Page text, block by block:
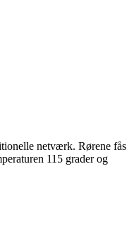
netværk. Rørene fås
115 grader og